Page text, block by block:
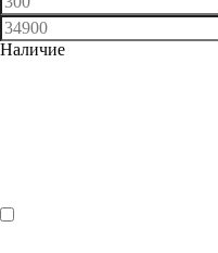
Наличие